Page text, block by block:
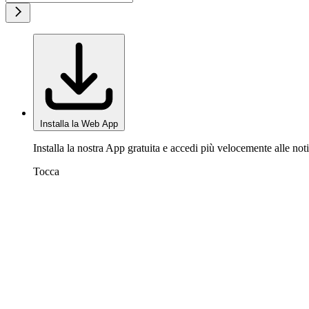
Installa la Web App
Installa la nostra App gratuita e accedi più velocemente alle
Tocca